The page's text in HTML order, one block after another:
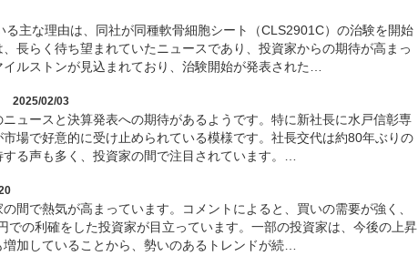
主な理由は、同社が同種軟骨細胞シート（CLS2901C）の治験を開始
長らく待ち望まれていたニュースであり、投資家からの期待が高まっ
ルストンが見込まれており、治験開始が発表された…
2025/02/03
ュースと決算発表への期待があるようです。特に新社長に水戸信彰専
場で好意的に受け止められている模様です。社長交代は約80年ぶりの
る声も多く、投資家の間で注目されています。…
間で熱気が高まっています。コメントによると、買いの需要が強く、
の利確をした投資家が目立っています。一部の投資家は、今後の上昇
加していることから、勢いのあるトレンドが続…